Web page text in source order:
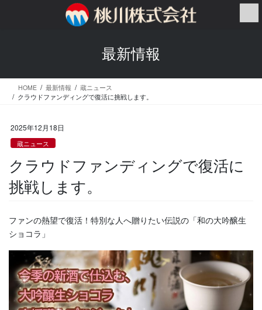
ス
ン
最新情報
HOME 最新情報
蔵ニュース
クラウドファンディングで復活に挑戦します。
2025年12月18日
蔵ニュース
クラウドファンディングで復活に
挑戦します。
ファンの熱望で復活！特別な人へ贈りたい伝説の「和の大吟醸生
ショコラ」